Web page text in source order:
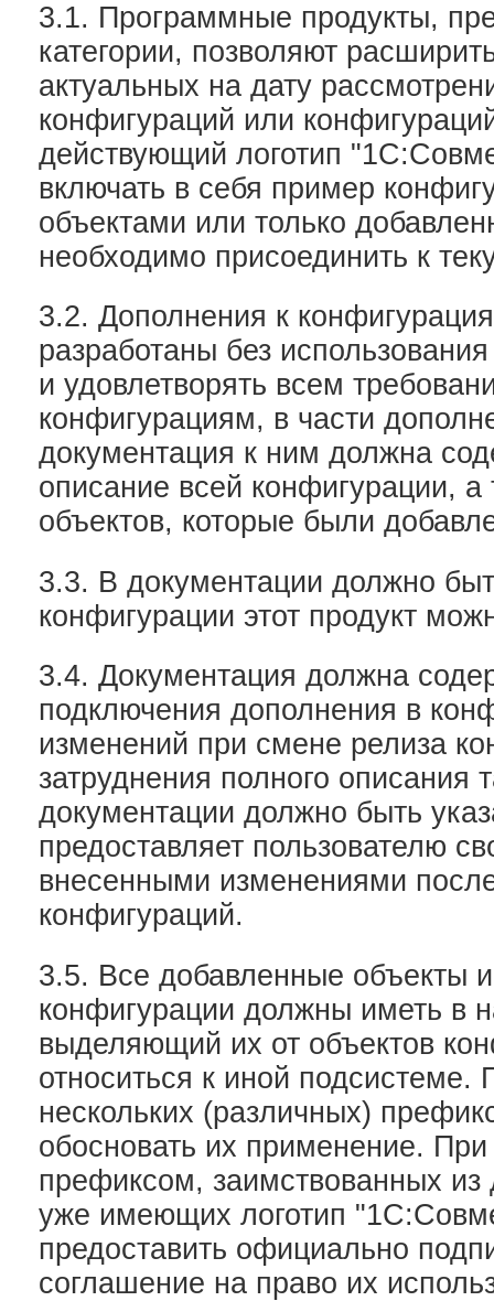
3.1. Программные продукты,
категории, позволяют
актуальных на дату
конфигураций или
действующий логотип
включать в себя пример
объектами или только
необходимо присоединить к
3.2. Дополнения к
разработаны без
и удовлетворять всем
конфигурациям, в части
документация к ним должна
описание всей конфигурации, а
объектов, которые были
3.3. В документации должно
конфигурации этот продукт
3.4. Документация должна
подключения дополнения в
изменений при смене релиза
затруднения полного описания
документации должно быть
предоставляет пользователю
внесенными изменениями
конфигураций.
3.5. Все добавленные объекты
конфигурации должны иметь в
выделяющий их от объектов
относиться к иной подсистеме.
нескольких (различных)
обосновать их применение.
префиксом, заимствованных из
уже имеющих логотип
предоставить официально
соглашение на право их